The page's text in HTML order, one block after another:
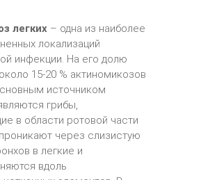
легких – одна из наиболее
локализаций
инфекции. На его долю
15-20 % актиномикозов
источником
грибы,
в области ротовой части
через слизистую
в легкие и
вдоль